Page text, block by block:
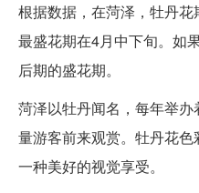
根据数据，在菏泽，牡丹花
最盛花期在4月中下旬。如
后期的盛花期。
菏泽以牡丹闻名，每年举
量游客前来观赏。牡丹花
一种美好的视觉享受。